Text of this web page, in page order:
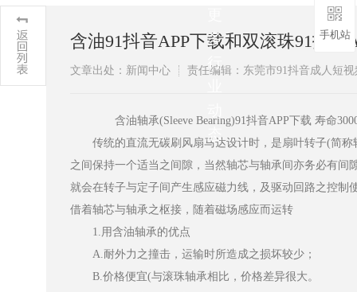
多
行
态
含油91抖音APP下载和双滚珠91抖音
文章出处：新闻中心 责任编辑：东莞市91抖音成人短
含油轴承(Sleeve Bearing)91抖音APP下载 寿命
传统的直流无碳刷风扇马达设计时，是扇叶转子(简称转
之间保持一个适当之间隙，当然轴芯与轴承间亦务必有间隙
就会在转子与定子间产生感应磁力线，及驱动回路之控制
借着轴芯与轴承之枢接，随着磁场感应而运转
1.用含油轴承的优点
A.耐外力之撞击，运输时所造成之损坏较少；
B.价格便宜(与滚珠轴承相比，价格差异很大。
手机站